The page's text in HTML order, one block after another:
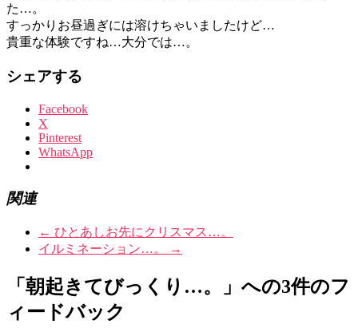
た…。
すっかりお昼過ぎには溶けちゃいましたけど…
貴重な体験ですね…大分では…。
シェアする
Facebook
X
Pinterest
WhatsApp
関連
← ひとあしお先にクリスマス…。
イルミネーション…。
→
「朝起きてびっくり…。」への3件のフ
ィードバック